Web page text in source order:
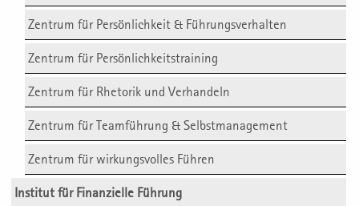
Zentrum für Persönlichkeit & Führungsverhalten
Zentrum für Persönlichkeitstraining
Zentrum für Rhetorik und Verhandeln
Zentrum für Teamführung & Selbstmanagement
Zentrum für wirkungsvolles Führen
Institut für Finanzielle Führung